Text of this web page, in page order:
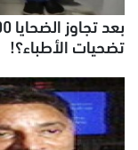
تضحيات الأطباء؟!